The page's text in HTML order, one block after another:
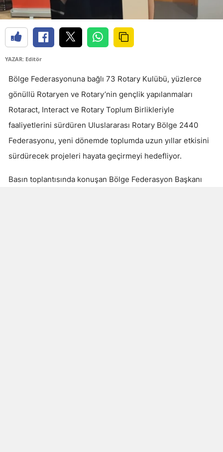
YAZAR: Editör
Bölge Federasyonuna bağlı 73 Rotary Kulübü, yüzlerce
gönüllü Rotaryen ve Rotary’nin gençlik yapılanmaları
Rotaract, Interact ve Rotary Toplum Birlikleriyle
faaliyetlerini sürdüren Uluslararası Rotary Bölge 2440
Federasyonu, yeni dönemde toplumda uzun yıllar etkisini
sürdürecek projeleri hayata geçirmeyi hedefliyor.
Basın toplantısında konuşan Bölge Federasyon Başkanı